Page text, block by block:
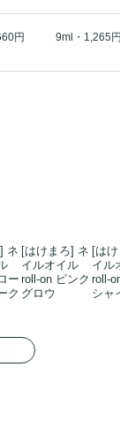
円 9ml・1,265
ネ
ー
ク
[はけまろ] ネ
イルオイル
roll-on ピンク
グロウ
[は
イル
roll-
シャ